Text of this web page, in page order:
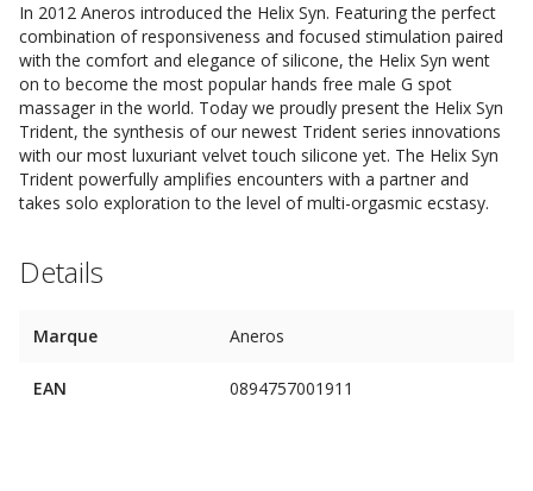
In 2012 Aneros introduced the Helix Syn. Featuring the perfect
combination of responsiveness and focused stimulation paired
with the comfort and elegance of silicone, the Helix Syn went
on to become the most popular hands free male G spot
massager in the world. Today we proudly present the Helix Syn
Trident, the synthesis of our newest Trident series innovations
with our most luxuriant velvet touch silicone yet. The Helix Syn
Trident powerfully amplifies encounters with a partner and
takes solo exploration to the level of multi-orgasmic ecstasy.
Details
Marque Aneros
EAN 0894757001911